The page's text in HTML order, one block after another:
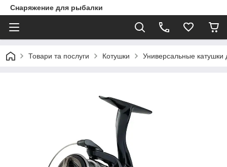
Снаряжение для рыбалки
Товари та послуги Котушки Универсальные катушки